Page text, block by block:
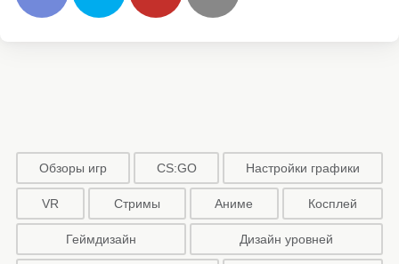
Обзоры игр CS:GO Настройки графики
VR Стримы Аниме Косплей
Геймдизайн Дизайн уровней